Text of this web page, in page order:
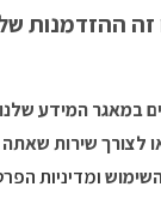
זה ההזדמנות
במאגר המידע
לצורך שירות
ומדיניות